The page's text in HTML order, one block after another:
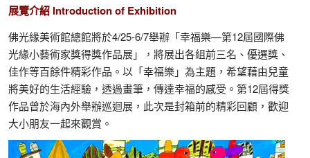
展覽介紹 Introduction of Exhibition
佛光緣美術館總館將於4/25-6/7舉辦「幸福樂—第12屆國際佛
光緣小藝術家獎得獎作品展」，將展出各組前三名、優選獎、
佳作等百餘件精彩作品。以「幸福樂」為主題，希望藉由兒童
將美好的生活經驗，透過畫筆，傳達幸福的感受。第12屆得獎
作品曾於海內外舉辦巡迴展，此次是封箱前的精彩回顧，歡迎
大小朋友一起來觀賞。